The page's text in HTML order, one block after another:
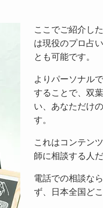
ここでご紹介し
は現役のプロ占
とも可能です。
よりパーソナル
することで、双
い、あなただけ
す。
これはコンテン
師に相談する人
電話での相談な
ず、日本全国ど